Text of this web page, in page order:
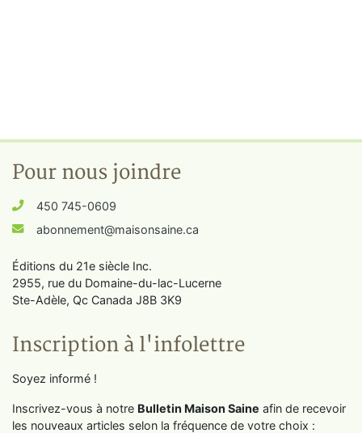
Pour nous joindre
450 745-0609
abonnement@maisonsaine.ca
Éditions du 21e siècle Inc.
2955, rue du Domaine-du-lac-Lucerne
Ste-Adèle, Qc Canada J8B 3K9
Inscription à l'infolettre
Soyez informé !
Inscrivez-vous à notre Bulletin Maison Saine afin de recevoir
les nouveaux articles selon la fréquence de votre choix :